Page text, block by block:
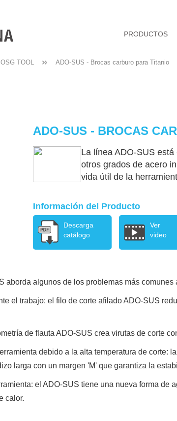
PRODUCTOS
OSG TOOL ADO-SUS - Brocas carburo para Titanio
ADO-SUS - BROCAS
La línea ADO-SUS
otros grados de acero
vida útil de la
Información del Producto
Descarga
catálogo
Ver
video
aborda algunos de los problemas más
el trabajo: el filo de corte afilado ADO-SUS
de flauta ADO-SUS crea virutas de corte
debido a la alta temperatura de corte:
larga con un margen 'M' que garantiza la
el ADO-SUS tiene una nueva forma de
calor.